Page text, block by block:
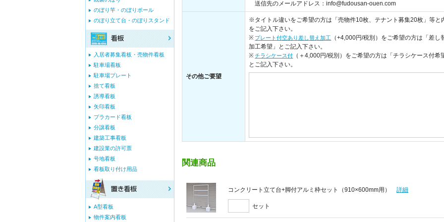
送信先のメールアドレス：info@fudousan-ouen.com
その他ご要望
※タイトル違いをご希望の方は「売物件10枚、テナント募集20枚」等と
をご記入下さい。
※ プレート付空あり差し替え加工
（+4,000円/税別）をご希望の方は「差し
加工希望」とご記入下さい。
※チラシケース付 （＋4,000円/税別）をご希望の方は「チラシケース付希
とご記入下さい。
関連商品
コンクリート立て台+脚付アルミ枠セット（910×600mm用） 詳細
セット
のぼり竿・のぼりポール
のぼり立て台・のぼりスタンド
入居者募集看板・売物件看板
駐車場看板
駐車場プレート
捨て看板
誘導看板
矢印看板
プラカード看板
分譲看板
建築工事看板
建設業の許可票
号地看板
看板取り付け用品
A型看板
物件案内看板